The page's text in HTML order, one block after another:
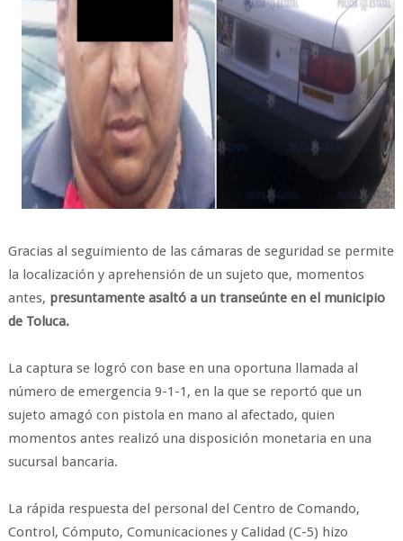
Gracias al seguimiento de las cámaras de seguridad se permite
la localización y aprehensión de un sujeto que, momentos
antes, presuntamente asaltó a un transeúnte en el municipio
de Toluca.
La captura se logró con base en una oportuna llamada al
número de emergencia 9-1-1, en la que se reportó que un
sujeto amagó con pistola en mano al afectado, quien
momentos antes realizó una disposición monetaria en una
sucursal bancaria.
La rápida respuesta del personal del Centro de Comando,
Control, Cómputo, Comunicaciones y Calidad (C-5) hizo